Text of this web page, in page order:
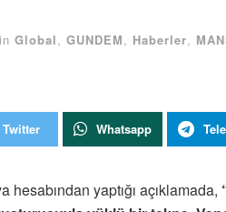
in Global, GUNDEM, Haberler,
Twitter Whatsapp
yaptığı açıklamada,